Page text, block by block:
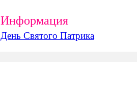
Информация
День Святого Патрика